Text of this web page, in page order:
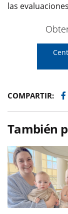
las
COMPARTIR:
También